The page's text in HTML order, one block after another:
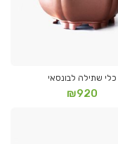
כלי שתילה לבונסאי
₪920